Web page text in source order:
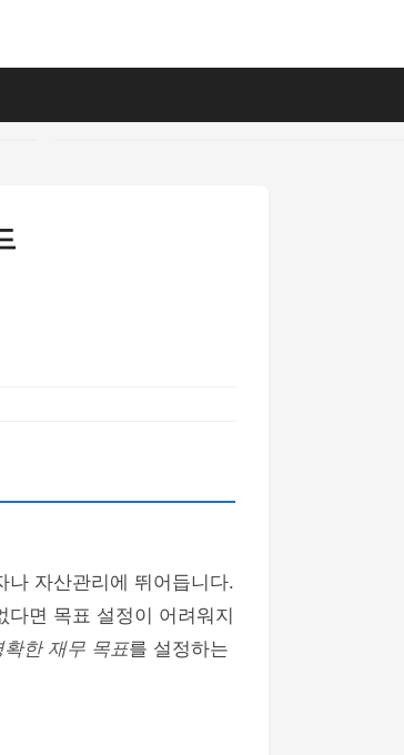
나 자산관리에 뛰어듭니다.
면 목표 설정이 어려워지
확한 재무 목표를 설정하는